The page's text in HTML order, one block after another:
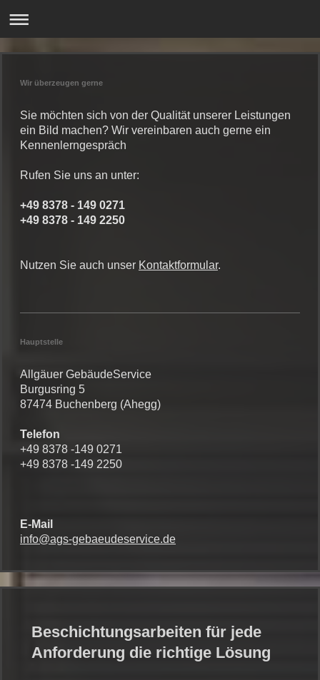
Wir überzeugen gerne
Sie möchten sich von der Qualität unserer Leistungen
ein Bild machen? Wir vereinbaren auch gerne ein
Kennenlerngespräch
Rufen Sie uns an unter:
+49 8378 - 149 0271
+49 8378 - 149 2250
Nutzen Sie auch unser Kontaktformular.
Hauptstelle
Allgäuer GebäudeService
Burgusring 5
87474 Buchenberg (Ahegg)
Telefon
+49 8378 -149 0271
+49 8378 -149 2250
E-Mail
info@ags-gebaeudeservice.de
Beschichtungsarbeiten für jede
Anforderung die richtige Lösung